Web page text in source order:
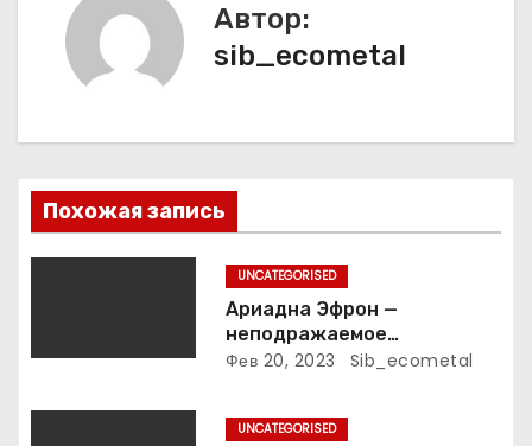
п
о
а
п
Автор:
sib_ecometal
Похожая запись
UNCATEGORISED
Ариадна Эфрон —
неподражаемое
вокзальное
оценочно-аналитическое
Фев 20, 2023 Sib_ecometal
UNCATEGORISED